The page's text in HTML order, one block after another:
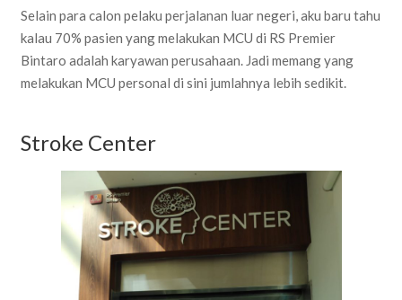
Selain para calon pelaku perjalanan luar negeri, aku baru tahu
kalau 70% pasien yang melakukan MCU di RS Premier
Bintaro adalah karyawan perusahaan. Jadi memang yang
melakukan MCU personal di sini jumlahnya lebih sedikit.
Stroke Center